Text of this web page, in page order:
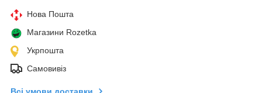
Нова Пошта
Магазини Rozetka
Укрпошта
Самовивіз
Всі умови доставки